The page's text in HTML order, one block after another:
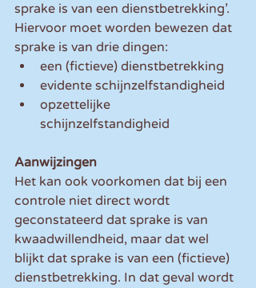
sprake is van een dienstbetrekking’.
Hiervoor moet worden bewezen dat
sprake is van drie dingen:
een (fictieve) dienstbetrekking
evidente schijnzelfstandigheid
opzettelijke
schijnzelfstandigheid
Aanwijzingen
Het kan ook voorkomen dat bij een
controle niet direct wordt
geconstateerd dat sprake is van
kwaadwillendheid, maar dat wel
blijkt dat sprake is van een (fictieve)
dienstbetrekking. In dat geval wordt